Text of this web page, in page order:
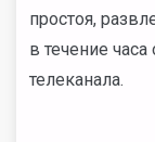
простоя,
в течение
телеканала.